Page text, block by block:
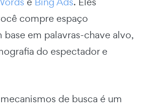
compre espaço
em palavras-chave alvo,
do espectador e
de busca é um